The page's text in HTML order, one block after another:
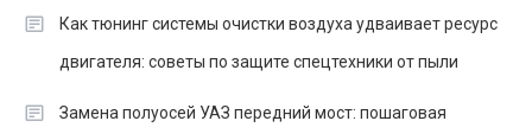
Как тюнинг системы очистки воздуха удваивает ресурс
двигателя: советы по защите спецтехники от пыли
Замена полуосей УАЗ передний мост: пошаговая